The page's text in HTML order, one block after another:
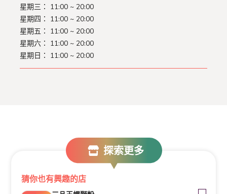
星期三： 11:00 ~ 20:00
星期四： 11:00 ~ 20:00
星期五： 11:00 ~ 20:00
星期六： 11:00 ~ 20:00
星期日： 11:00 ~ 20:00
探索更多
猜你也有興趣的店